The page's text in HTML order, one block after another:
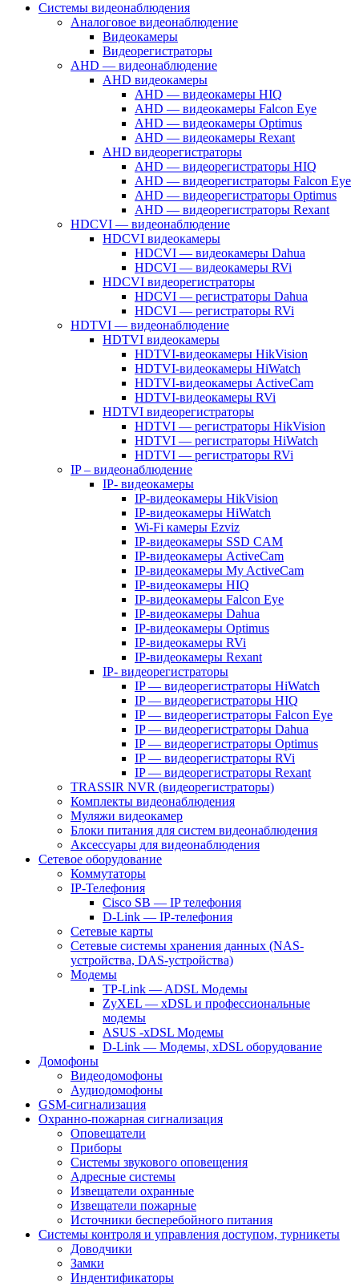
Системы видеонаблюдения
Аналоговое видеонаблюдение
Видеокамеры
Видеорегистраторы
AHD — видеонаблюдение
AHD видеокамеры
AHD — видеокамеры HIQ
AHD — видеокамеры Falcon Eye
AHD — видеокамеры Optimus
AHD — видеокамеры Rexant
AHD видеорегистраторы
AHD — видеорегистраторы HIQ
AHD — видеорегистраторы Falcon Eye
AHD — видеорегистраторы Optimus
AHD — видеорегистраторы Rexant
HDCVI — видеонаблюдение
HDCVI видеокамеры
HDCVI — видеокамеры Dahua
HDCVI — видеокамеры RVi
HDCVI видеорегистраторы
HDCVI — регистраторы Dahua
HDCVI — регистраторы RVi
HDTVI — видеонаблюдение
HDTVI видеокамеры
HDTVI-видеокамеры HikVision
HDTVI-видеокамеры HiWatch
HDTVI-видеокамеры ActiveCam
HDTVI-видеокамеры RVi
HDTVI видеорегистраторы
HDTVI — регистраторы HikVision
HDTVI — регистраторы HiWatch
HDTVI — регистраторы RVi
IP – видеонаблюдение
IP- видеокамеры
IP-видеокамеры HikVision
IP-видеокамеры HiWatch
Wi-Fi камеры Ezviz
IP-видеокамеры SSD CAM
IP-видеокамеры ActiveCam
IP-видеокамеры My ActiveCam
IP-видеокамеры HIQ
IP-видеокамеры Falcon Eye
IP-видеокамеры Dahua
IP-видеокамеры Optimus
IP-видеокамеры RVi
IP-видеокамеры Rexant
IP- видеорегистраторы
IP — видеорегистраторы HiWatch
IP — видеорегистраторы HIQ
IP — видеорегистраторы Falcon Eye
IP — видеорегистраторы Dahua
IP — видеорегистраторы Optimus
IP — видеорегистраторы RVi
IP — видеорегистраторы Rexant
TRASSIR NVR (видеорегистраторы)
Комплекты видеонаблюдения
Муляжи видеокамер
Блоки питания для систем видеонаблюдения
Аксессуары для видеонаблюдения
Сетевое оборудование
Коммутаторы
IP-Телефония
Cisco SB — IP телефония
D-Link — IP-телефония
Сетевые карты
Сетевые системы хранения данных (NAS-
устройства, DAS-устройства)
Модемы
TP-Link — ADSL Модемы
ZyXEL — xDSL и профессиональные
модемы
ASUS -xDSL Модемы
D-Link — Модемы, xDSL оборудование
Домофоны
Видеодомофоны
Аудиодомофоны
GSM-сигнализация
Охранно-пожарная сигнализация
Оповещатели
Приборы
Системы звукового оповещения
Адресные системы
Извещатели охранные
Извещатели пожарные
Источники бесперебойного питания
Системы контроля и управления доступом, турникеты
Доводчики
Замки
Индентификаторы